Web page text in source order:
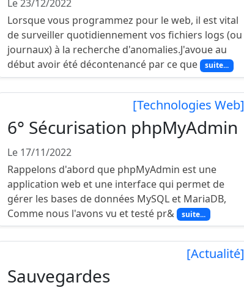
Le 23/12/2022
Lorsque vous programmez pour le web, il est vital
de surveiller quotidiennement vos fichiers logs (ou
journaux) à la recherche d'anomalies.J'avoue au
début avoir été décontenancé par ce que suite...
[Technologies Web]
6° Sécurisation phpMyAdmin
Le 17/11/2022
Rappelons d'abord que phpMyAdmin est une
application web et une interface qui permet de
gérer les bases de données MySQL et MariaDB,
Comme nous l'avons vu et testé pr& suite...
[Actualité]
Sauvegardes